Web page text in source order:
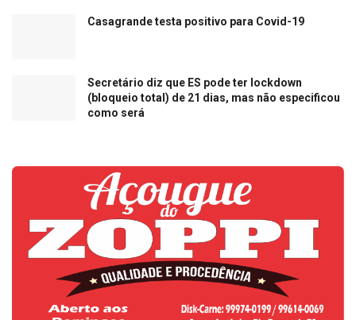
Casagrande testa positivo para Covid-19
Secretário diz que ES pode ter lockdown
(bloqueio total) de 21 dias, mas não especificou
como será